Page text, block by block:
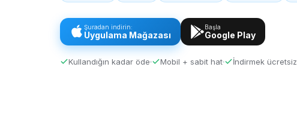
Şuradan indirin:
Uygulama Mağazası
Başla
Google Play
Kullandığın kadar öde Mobil + sabit hat İndirmek ücretsiz